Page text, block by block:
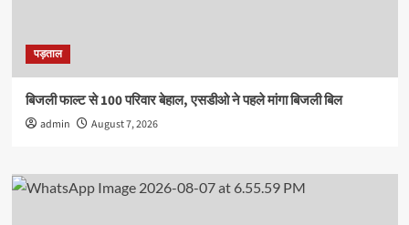
पड़ताल
बिजली फाल्ट से 100 परिवार बेहाल, एसडीओ ने पहले मांगा बिजली बिल
admin August 7, 2026